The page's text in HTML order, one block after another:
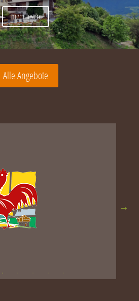
mehr lesen
Alle Angebote